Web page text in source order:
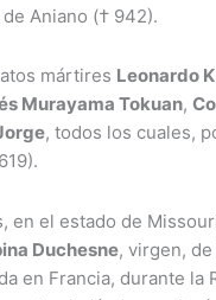
Aniano († 942).
mártires Leonardo
Murayama Tokuan,
, todos los cuales,
en el estado de
Duchesne, virgen,
en Francia, durante la